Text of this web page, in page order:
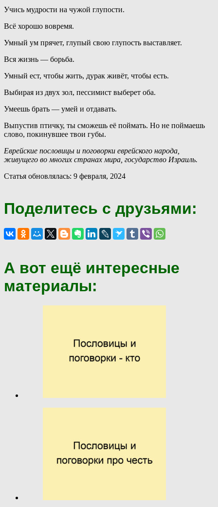
Учись мудрости на чужой глупости.
Всё хорошо вовремя.
Умный ум прячет, глупый свою глупость выставляет.
Вся жизнь — борьба.
Умный ест, чтобы жить, дурак живёт, чтобы есть.
Выбирая из двух зол, пессимист выберет оба.
Умеешь брать — умей и отдавать.
Выпустив птичку, ты сможешь её поймать. Но не поймаешь
слово, покинувшее твои губы.
Еврейские пословицы и поговорки еврейского народа,
живущего во многих странах мира, государство Израиль.
Статья обновлялась: 9 февраля, 2024
Поделитесь с друзьями:
А вот ещё интересные
материалы: